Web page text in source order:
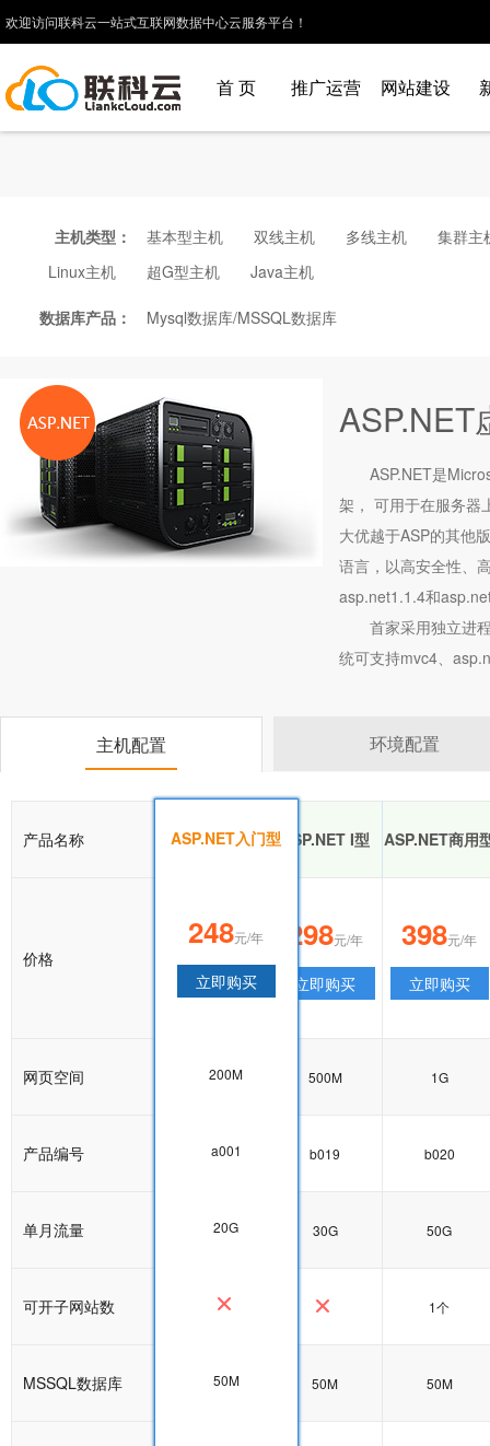
欢迎访问联科云一站式互联网数据中心云服务平台！
首 页 推广运营 网站建设
主机类型： 基本型主机 双线主机 多线主机
集群主
Linux主机
超G型主机 Java主机
数据库产品： Mysql数据库/MSSQL数据库
ASP.NET
ASP.NET是
架， 可用于在服务器
大优越于ASP的其他
语言，以高安全性、
asp.net1.1.4和
首家采用独立进
统可支持mvc4、
主机配置 环境配置
产品名称 ASP.NET入门型 ASP.NET I型 ASP.NET商用
价格
248元/年
立即购买
298元/年
立即购买
398元/年
立即购买
网页空间 200M 500M 1G
产品编号 a001 b019 b020
单月流量 20G 30G 50G
可开子网站数 1个
MSSQL数据库 50M 50M 50M
ASP.NET入门型
248元/年
立即购买
200M
a001
20G
50M